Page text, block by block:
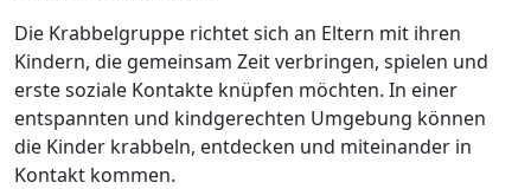
Die Krabbelgruppe richtet sich an Eltern mit ihren
Kindern, die gemeinsam Zeit verbringen, spielen und
erste soziale Kontakte knüpfen möchten. In einer
entspannten und kindgerechten Umgebung können
die Kinder krabbeln, entdecken und miteinander in
Kontakt kommen.